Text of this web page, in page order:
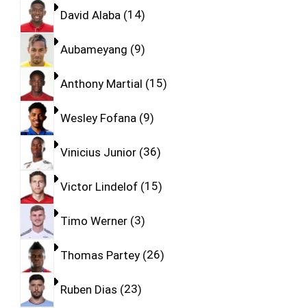
David Alaba 14
Aubameyang 9
Anthony Martial 15
Wesley Fofana 9
Vinicius Junior 36
Victor Lindelof 15
Timo Werner 3
Thomas Partey 26
Ruben Dias 23